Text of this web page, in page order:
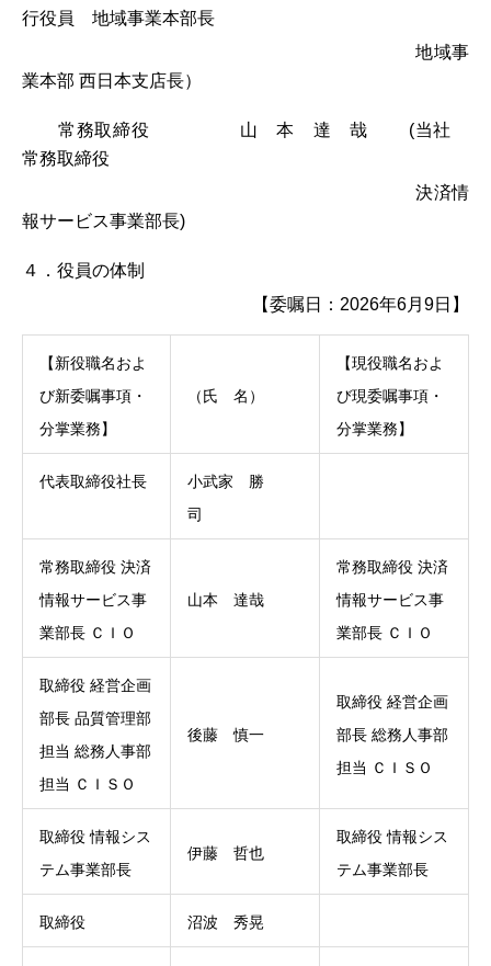
行役員 地域事業本部長
地域事
業本部 西日本支店長）
常務取締役 山 本 達 哉 (当社
常務取締役
決済情
報サービス事業部長)
４．役員の体制
【委嘱日：2026年6月9日】
【新役職名およ
び新委嘱事項・
分掌業務】
（氏 名）
【現役職名およ
び現委嘱事項・
分掌業務】
代表取締役社長
小武家 勝
司
常務取締役 決済
情報サービス事
業部長 ＣＩＯ
山本 達哉
常務取締役 決済
情報サービス事
業部長 ＣＩＯ
取締役 経営企画
部長 品質管理部
担当 総務人事部
担当 ＣＩＳＯ
後藤 慎一
取締役 経営企画
部長 総務人事部
担当 ＣＩＳＯ
取締役 情報シス
テム事業部長
伊藤 哲也
取締役 情報シス
テム事業部長
取締役 沼波 秀晃